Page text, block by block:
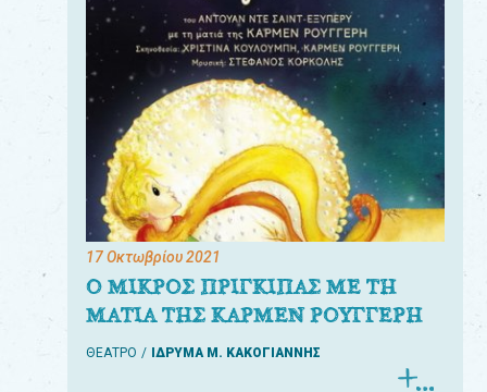
17 Οκτωβρίου 2021
Ο ΜΙΚΡΟΣ ΠΡΙΓΚΙΠΑΣ ΜΕ ΤΗ
ΜΑΤΙΑ ΤΗΣ ΚΑΡΜΕΝ ΡΟΥΓΓΕΡΗ
ΘΕΑΤΡΟ ΙΔΡΥΜΑ Μ. ΚΑΚΟΓΙΑΝΝΗΣ